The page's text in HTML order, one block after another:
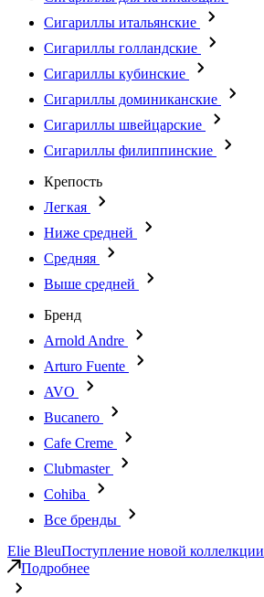
Сигариллы итальянские
Сигариллы голландские
Сигариллы кубинские
Сигариллы доминиканские
Сигариллы швейцарские
Сигариллы филиппинские
Крепость
Легкая
Ниже средней
Средняя
Выше средней
Бренд
Arnold Andre
Arturo Fuente
AVO
Bucanero
Cafe Creme
Clubmaster
Cohiba
Все бренды
Elie BleuПоступление новой коллелкции
Подробнее